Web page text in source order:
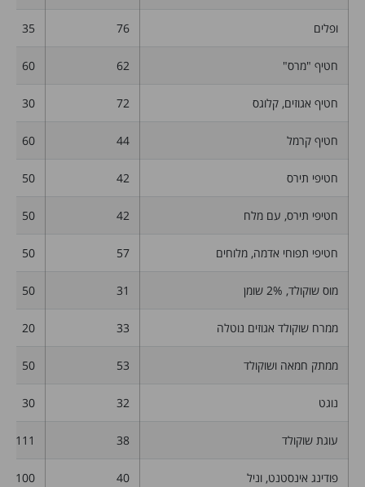
ופלים 76
35
חטיף "מרס" 62
60
חטיף אגוזים, קלוגס 72
30
חטיף קרמל 44
60
חטיפי תירס 42
50
חטיפי תירס, עם מלח 42
50
חטיפי תפוחי אדמה, מלוחים 57
50
מוס שוקולד, 2% שומן 31
50
ממרח שוקולד אגוזים נוטלה 33
20
ממתק חמאה ושוקולד 53
50
נוגט 32
30
עוגת שוקולד 38
111
פודינג אינסטנט, וניל 40
100